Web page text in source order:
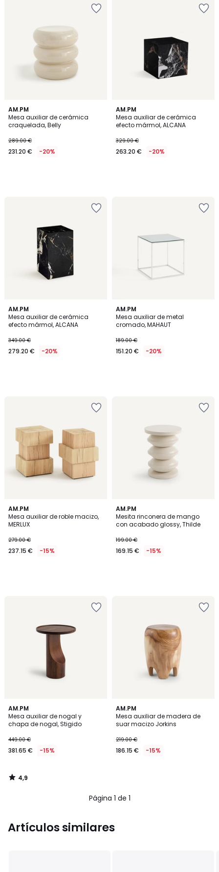
AM.PM
Mesa auxiliar de cerámica
craquelada, Belly
289.00 €
231.20 € -20%
AM.PM
Mesa auxiliar de cerámica
efecto mármol, ALCANA
329.00 €
263.20 € -20%
AM.PM
Mesa auxiliar de cerámica
efecto mármol, ALCANA
349.00 €
279.20 € -20%
AM.PM
Mesa auxiliar de metal
cromado, MAHAUT
189.00 €
151.20 € -20%
AM.PM
Mesa auxiliar de roble macizo,
MERLUX
279.00 €
237.15 € -15%
AM.PM
Mesita rinconera de mango
con acabado glossy, Thilde
199.00 €
169.15 € -15%
AM.PM
Mesa auxiliar de nogal y
chapa de nogal, Stigido
449.00 €
381.65 € -15%
4,9
/ 5
4,9
/
AM.PM
Mesa auxiliar de madera de
suar macizo Jorkins
219.00 €
186.15 € -15%
Página 1 de 1
Artículos similares